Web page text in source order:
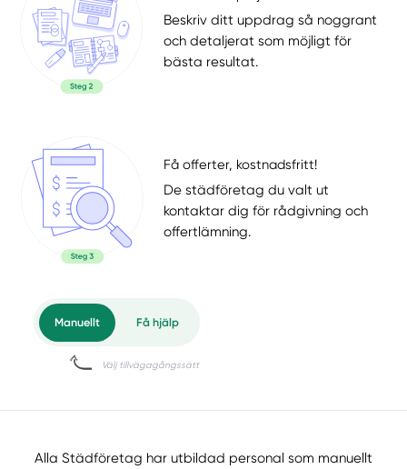
Beskriv ditt uppdrag så noggrant
och detaljerat som möjligt för
bästa resultat.
Få offerter, kostnadsfritt!
De städföretag du valt ut
kontaktar dig för rådgivning och
offertlämning.
Alla Städföretag har utbildad personal som manuellt